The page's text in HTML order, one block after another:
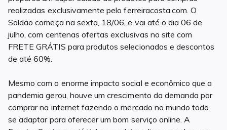
realizadas exclusivamente pelo ferreiracosta.com. O
Saldão começa na sexta, 18/06, e vai até o dia 06 de
julho, com centenas ofertas exclusivas no site com
FRETE GRÁTIS para produtos selecionados e descontos
de até 60%.
Mesmo com o enorme impacto social e econômico que a
pandemia gerou, houve um crescimento da demanda por
comprar na internet fazendo o mercado no mundo todo
se adaptar para oferecer um bom serviço online. A